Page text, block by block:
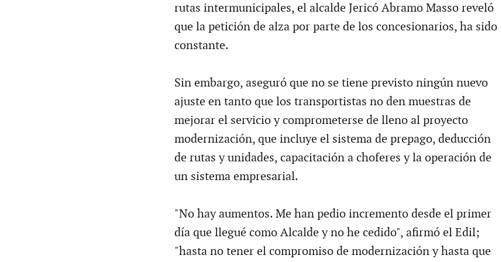
rutas intermunicipales, el alcalde Jericó Abramo Masso reveló
que la petición de alza por parte de los concesionarios, ha sido
constante.
Sin embargo, aseguró que no se tiene previsto ningún nuevo
ajuste en tanto que los transportistas no den muestras de
mejorar el servicio y comprometerse de lleno al proyecto
modernización, que incluye el sistema de prepago, deducción
de rutas y unidades, capacitación a choferes y la operación de
un sistema empresarial.
"No hay aumentos. Me han pedio incremento desde el primer
día que llegué como Alcalde y no he cedido", afirmó el Edil;
"hasta no tener el compromiso de modernización y hasta que